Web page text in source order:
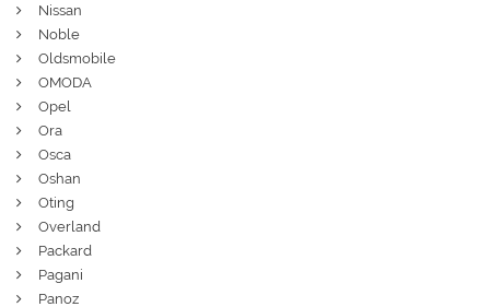
Nissan
Noble
Oldsmobile
OMODA
Opel
Ora
Osca
Oshan
Oting
Overland
Packard
Pagani
Panoz